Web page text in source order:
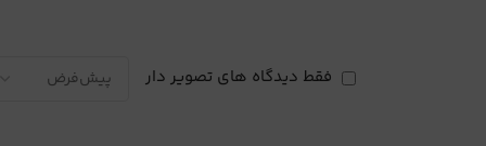
فقط دیدگاه های تصویر دار